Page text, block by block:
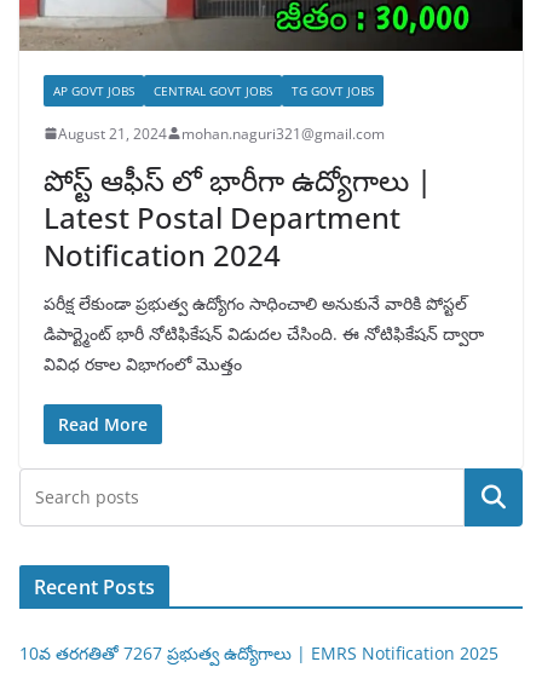
AP GOVT JOBS CENTRAL GOVT JOBS TG GOVT JOBS
August 21, 2024 mohan.naguri321@gmail.com
పోస్ట్ ఆఫీస్ లో భారీగా ఉద్యోగాలు |
Latest Postal Department
Notification 2024
పరీక్ష లేకుండా ప్రభుత్వ ఉద్యోగం సాధించాలి అనుకునే వారికి పోస్టల్
డిపార్ట్మెంట్ భారీ నోటిఫికేషన్ విడుదల చేసింది. ఈ నోటిఫికేషన్ ద్వారా
వివిధ రకాల విభాగంలో మొత్తం
Read More
Search
Recent Posts
10వ తరగతితో 7267 ప్రభుత్వ ఉద్యోగాలు | EMRS Notification 2025